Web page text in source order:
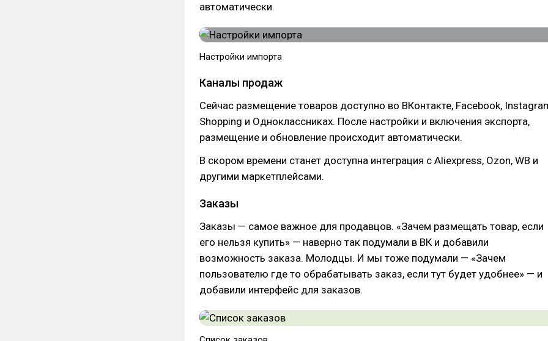
автоматически.
Настройки импорта
Каналы продаж
Сейчас размещение товаров доступно во ВКонтакте, Facebook,
Shopping и Одноклассниках. После настройки и включения экспорта,
размещение и обновление происходит автоматически.
В скором времени станет доступна интеграция с Aliexpress, Ozon, WB и
другими маркетплейсами.
Заказы
Заказы — самое важное для продавцов. «Зачем размещать товар, если
его нельзя купить» — наверно так подумали в ВК и добавили
возможность заказа. Молодцы. И мы тоже подумали — «Зачем
пользователю где то обрабатывать заказ, если тут будет удобнее» — и
добавили интерфейс для заказов.